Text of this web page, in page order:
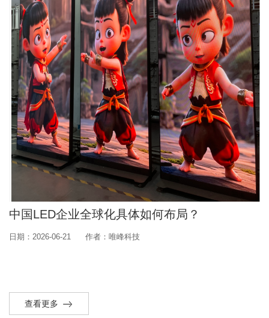
中国LED企业全球化具体如何布局？
日期：2026-06-21 作者：唯峰科技
查看更多